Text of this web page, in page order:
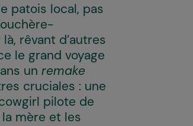
patois local, pas
rêvant d’autres
le grand voyage
un remake
cruciales : une
pilote de
mère et les